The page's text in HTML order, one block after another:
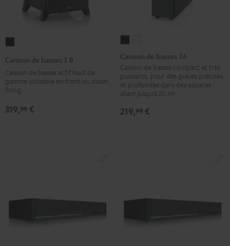
T
8
Noir
Caisson de basses T 8
Caisson de basses actif haut de
gamme utilisable en front ou down
firing
319,99 €
basses
T6
Noir
de
basses
T6
Blanc
Caisson de basses T6
Caisson de basses compact et très
puissants, pour des graves précises
et profondes dans des espaces
allant jusqu’à 20 m²
219,99 €